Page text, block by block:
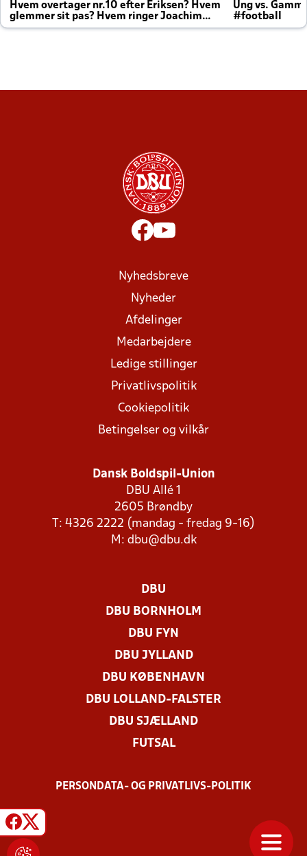
Hvem overtager nr.10 efter Eriksen? Hvem
glemmer sit pas? Hvem ringer Joachim
altid til efter kampe?
Ung vs.
#football
Nyhedsbreve
Nyheder
Afdelinger
Medarbejdere
Ledige stillinger
Privatlivspolitik
Cookiepolitik
Betingelser og vilkår
Dansk Boldspil-Union
DBU Allé 1
2605 Brøndby
T: 4326 2222 (mandag - fredag 9-16)
M: dbu@dbu.dk
DBU
DBU BORNHOLM
DBU FYN
DBU JYLLAND
DBU KØBENHAVN
DBU LOLLAND-FALSTER
DBU SJÆLLAND
FUTSAL
PERSONDATA- OG PRIVATLIVS-POLITIK